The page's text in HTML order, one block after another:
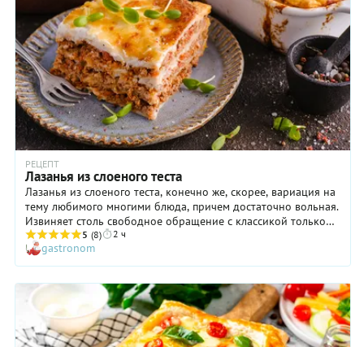
РЕЦЕПТ
Лазанья из слоеного теста
Лазанья из слоеного теста, конечно же, скорее, вариация на
тему любимого многими блюда, причем достаточно вольная.
Извиняет столь свободное обращение с классикой только
вкус блюда: он поистине великолепен и действительно
близок к оригиналу. К тому же принцип приготовления
соблюдается до самых мельчайших деталей. А еще,
согласитесь, слоеное тесто легче купить, чем специальные
листы, да и стоит оно дешевле. Ну а если вы никак не
желаете именовать это блюдо «лазаньей», пожалуйста!
Назовите его мясным пирогом и не сомневайтесь, что его по
достоинству оценят ваши домочадцы.
5 (8) 2 ч
gastronom